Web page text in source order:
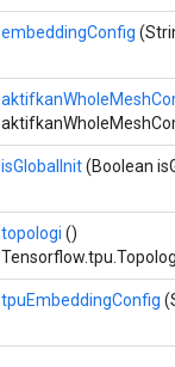
embeddingConfig
isGlobalInit(Boolean
topologi ()
tpuEmbeddingConfig